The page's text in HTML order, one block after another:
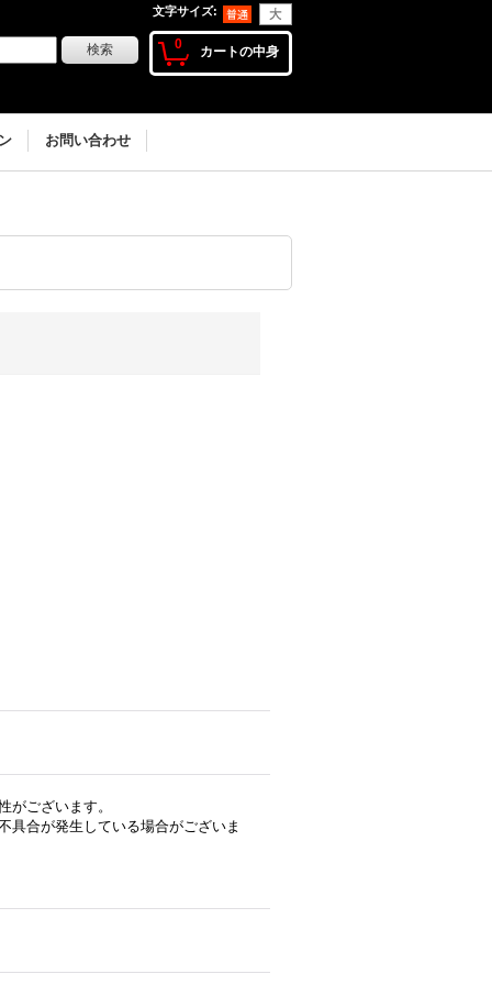
文字サイズ:
0 カートの中身
お問い合わせ
ございます。
具合が発生している場合がございま